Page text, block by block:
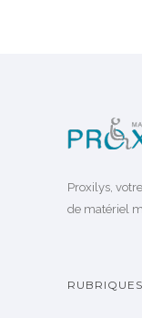
Proxilys,
de matériel
RUBRIQUES